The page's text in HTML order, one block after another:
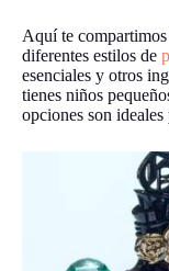
Aquí te
diferentes estilos de
esenciales y otros
tienes niños
opciones son ideales